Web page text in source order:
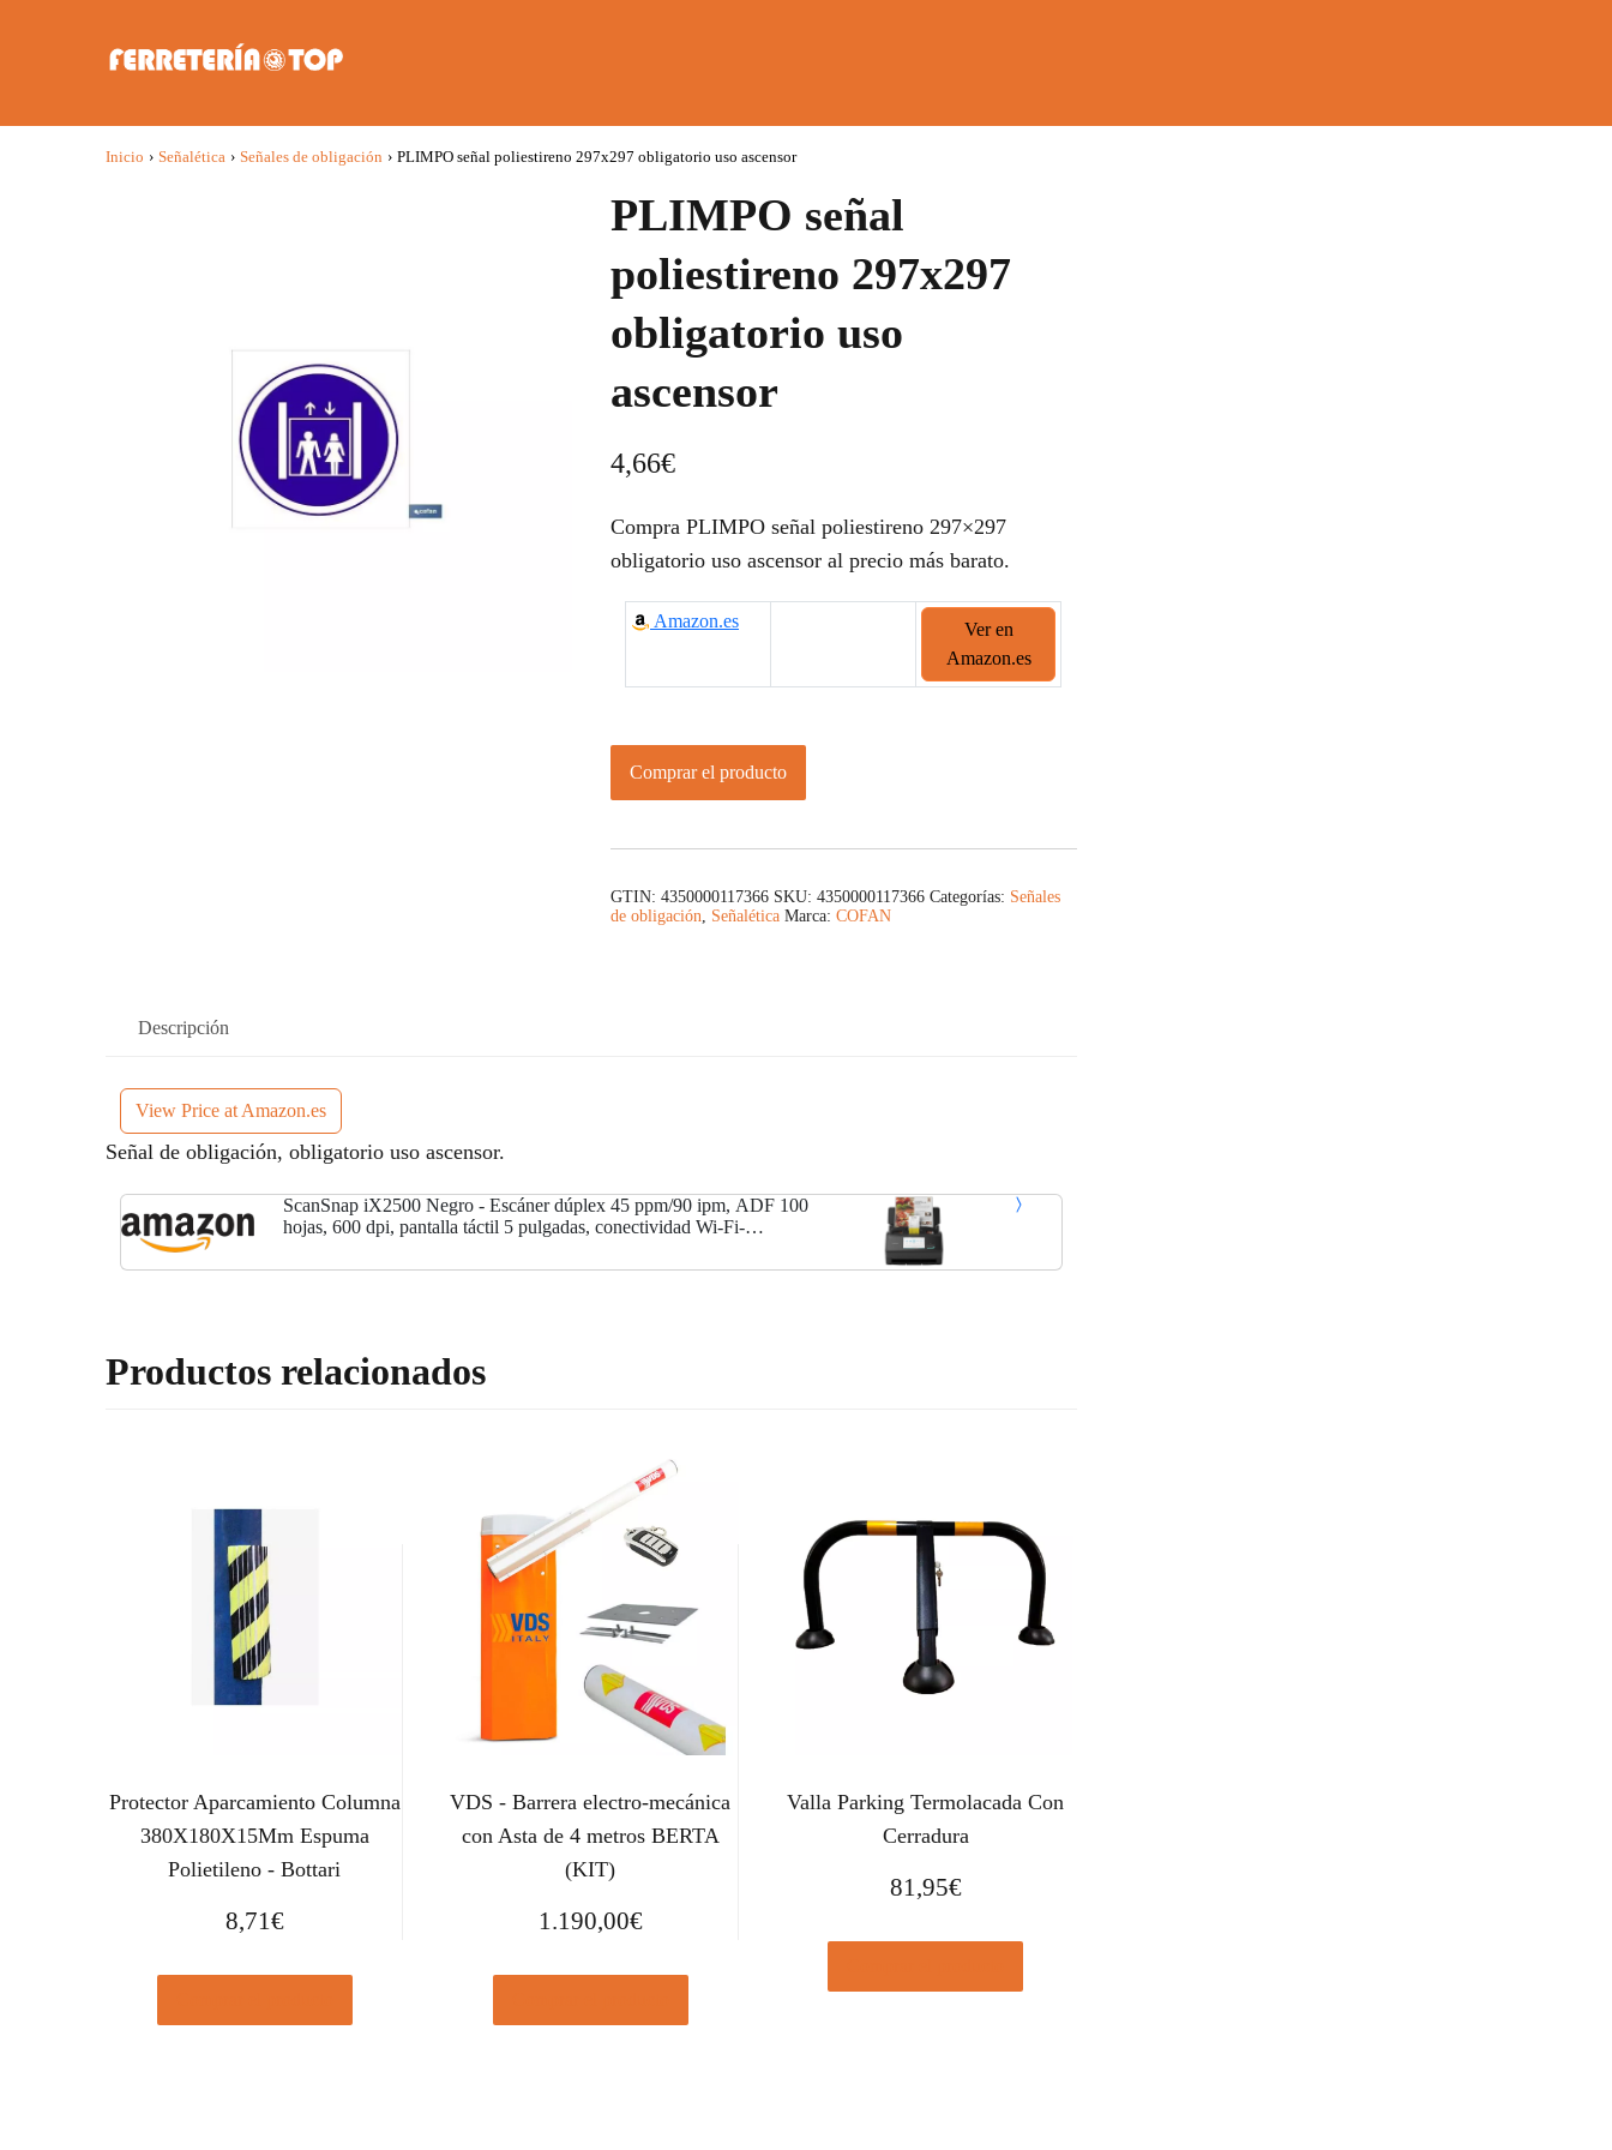
Inicio › Señalética › Señales de obligación › PLIMPO señal poliestireno 297x297 obligatorio uso ascensor
PLIMPO señal
poliestireno 297x297
obligatorio uso
ascensor
4,66€
Compra PLIMPO señal poliestireno 297×297
obligatorio uso ascensor al precio más barato.
Amazon.es
Ver en
Amazon.es
Comprar el producto
GTIN: 4350000117366 SKU: 4350000117366 Categorías: Señales
de obligación, Señalética Marca: COFAN
Descripción
View Price at Amazon.es
Señal de obligación, obligatorio uso ascensor.
ScanSnap iX2500 Negro - Escáner dúplex 45 ppm/90 ipm, ADF 100
hojas, 600 dpi, pantalla táctil 5 pulgadas, conectividad Wi-Fi-
Productos relacionados
Protector Aparcamiento Columna
380X180X15Mm Espuma
Polietileno - Bottari
8,71€
VDS - Barrera electro-mecánica
con Asta de 4 metros BERTA
(KIT)
1.190,00€
Valla Parking Termolacada Con
Cerradura
81,95€